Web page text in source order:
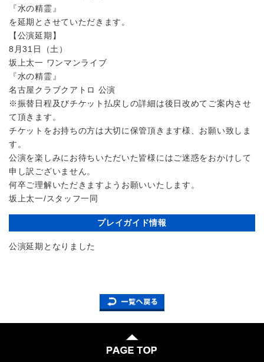
『水の精霊』
を延期とさせていただきます。
【公演延期】
8月31日（土）
坂上太一 ワンマンライブ
『水の精霊』
名古屋クラブクアトロ 公演
※振替日程及びチケット払戻しの詳細は後日改めてご案内させ
て頂きます。
チケットをお持ちの方は大切に保管頂きます様、お願い致しま
す。
公演を楽しみにお待ちいただいた皆様にはご迷惑をおかけして
申し訳ございません。
何卒ご理解いただきますようお願いいたします。
坂上太一/スタッフ一同
プレイガイド情報
公演延期となりました